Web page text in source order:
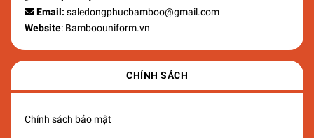
Email: saledongphucbamboo@gmail.com
Website: Bamboouniform.vn
CHÍNH SÁCH
Chính sách bảo mật